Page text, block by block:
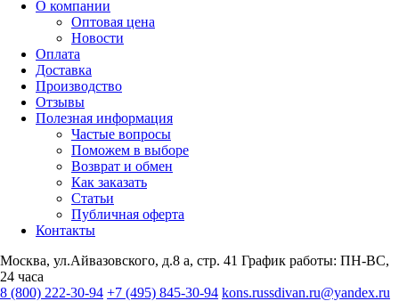
О компании
Оптовая цена
Новости
Оплата
Доставка
Производство
Отзывы
Полезная информация
Частые вопросы
Поможем в выборе
Возврат и обмен
Как заказать
Статьи
Публичная оферта
Контакты
Москва, ул.Айвазовского, д.8 а, стр. 41 График работы: ПН-ВС,
24 часа
8 (800) 222-30-94 +7 (495) 845-30-94 kons.russdivan.ru@yandex.ru